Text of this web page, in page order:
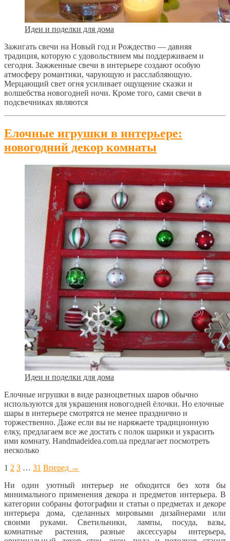
Идеи и поделки для дома
Зажигать свечи на Новый год и Рождество — давняя
традиция, которую с удовольствием мы поддерживаем и
сегодня. Зажженные свечи в интерьере создают особую
атмосферу романтики, чарующую и расслабляющую.
Мерцающий свет огня усиливает ощущение сказки и
волшебства новогодней ночи. Кроме того, сами свечи в
подсвечниках являются
Елочные игрушки в интерьере:
новогодний декор комнаты
Идеи и поделки для дома
Елочные игрушки в виде разноцветных шаров обычно
используются для украшения новогодней ёлочки. Но елочные
шары в интерьере смотрятся не менее празднично и
торжественно. Даже если вы не наряжаете традиционную
елку, предлагаем все же достать с полок шарики и украсить
ими комнату. Handmadeidea.com.ua предлагает посмотреть
несколько
1 2 3 … 31 Вперед →
Ни один уютный интерьер не обходится без хотя бы
минимального применения декора и предметов интерьера. В
категории собраны фотографии и статьи о предметах и декоре
интерьера дома, сделанных мировыми дизайнерами или
своими руками. Светильники, лампы, посуда, вазы,
комнатные растения, разные аксессуары интерьера,